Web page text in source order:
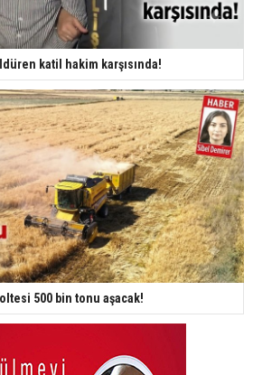
katil hakim karşısında!
500 bin tonu aşacak!